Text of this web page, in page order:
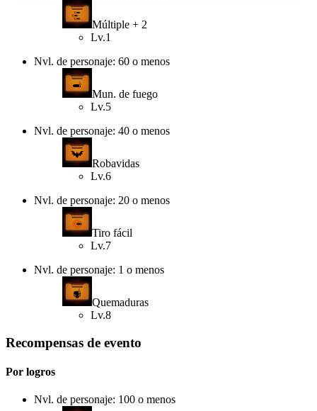
Múltiple + 2
Lv.1
Nvl. de personaje: 60 o menos
Mun. de fuego
Lv.5
Nvl. de personaje: 40 o menos
Robavidas
Lv.6
Nvl. de personaje: 20 o menos
Tiro fácil
Lv.7
Nvl. de personaje: 1 o menos
Quemaduras
Lv.8
Recompensas de evento
Por logros
Nvl. de personaje: 100 o menos